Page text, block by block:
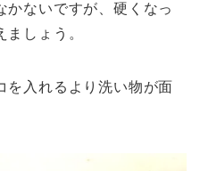
かないですが、硬くなっ
しょう。
を入れるより洗い物が面